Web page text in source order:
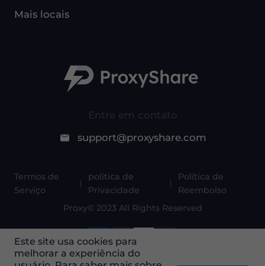
Entre em contato
support@proxyshare.com
Mais locais
Termos de
Serviço
política de
Privacidade
Política de
Reembolso
Proxy© 2023 All Rights Reserved
Este site usa cookies para
melhorar a experiência do